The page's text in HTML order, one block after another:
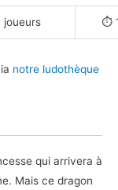
joueurs ⏱️
notre ludothèque
qui arrivera à
Mais ce dragon